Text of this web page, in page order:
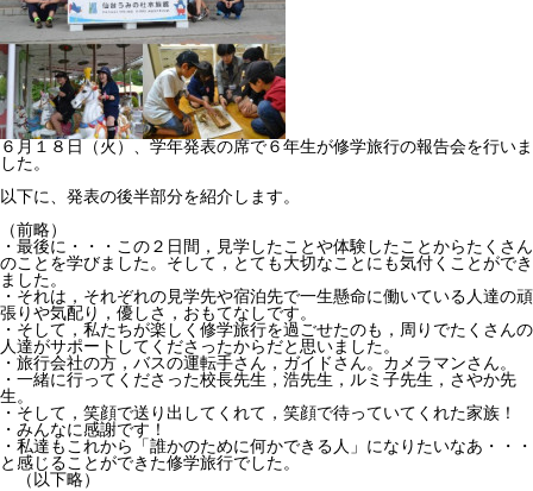
６月１８日（火）、学年発表の席で６年生が修学旅行の報告会を行いま
した。
以下に、発表の後半部分を紹介します。
（前略）
・最後に・・・この２日間，見学したことや体験したことからたくさん
のことを学びました。そして，とても大切なことにも気付くことができ
ました。
・それは，それぞれの見学先や宿泊先で一生懸命に働いている人達の頑
張りや気配り，優しさ，おもてなしです。
・そして，私たちが楽しく修学旅行を過ごせたのも，周りでたくさんの
人達がサポートしてくださったからだと思いました。
・旅行会社の方，バスの運転手さん，ガイドさん。カメラマンさん。
・一緒に行ってくださった校長先生，浩先生，ルミ子先生，さやか先
生。
・そして，笑顔で送り出してくれて，笑顔で待っていてくれた家族！
・みんなに感謝です！
・私達もこれから「誰かのために何かできる人」になりたいなあ・・・
と感じることができた修学旅行でした。
（以下略）